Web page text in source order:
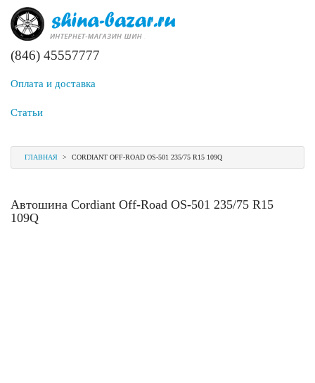
(846) 45557777
Оплата и доставка
Статьи
ГЛАВНАЯ > CORDIANT OFF-ROAD OS-501 235/75 R15 109Q
Автошина Cordiant Off-Road OS-501 235/75 R15
109Q